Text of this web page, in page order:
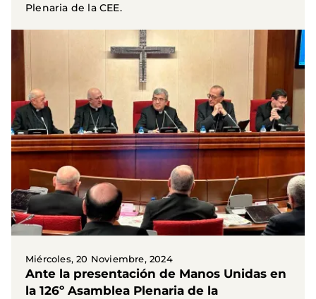
Plenaria de la CEE.
Miércoles, 20 Noviembre, 2024
Ante la presentación de Manos Unidas en
la 126º Asamblea Plenaria de la